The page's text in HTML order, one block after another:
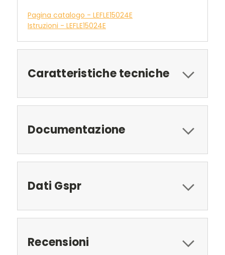
Pagina catalogo - LEFLE15024E
Istruzioni - LEFLE15024E
Caratteristiche tecniche
Documentazione
Dati Gspr
Recensioni